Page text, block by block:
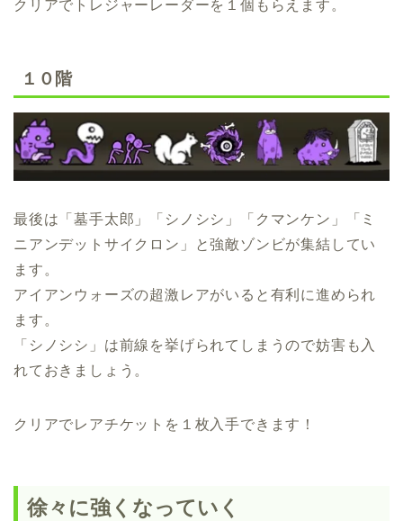
クリアでトレジャーレーダーを１個もらえます。
１０階
最後は「墓手太郎」「シノシシ」「クマンケン」「ミ
ニアンデットサイクロン」と強敵ゾンビが集結してい
ます。
アイアンウォーズの超激レアがいると有利に進められ
ます。
「シノシシ」は前線を挙げられてしまうので妨害も入
れておきましょう。
クリアでレアチケットを１枚入手できます！
徐々に強くなっていく